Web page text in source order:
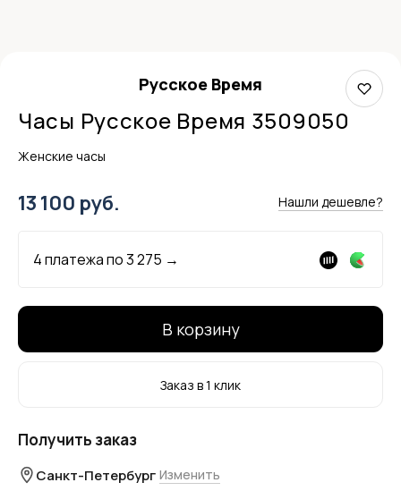
Русское Время
Часы Русское Время 3509050
Женские часы
13 100 руб. Нашли дешевле?
4 платежа по3 275 →
В корзину
Заказ в 1 клик
Получить заказ
Санкт-Петербург Изменить